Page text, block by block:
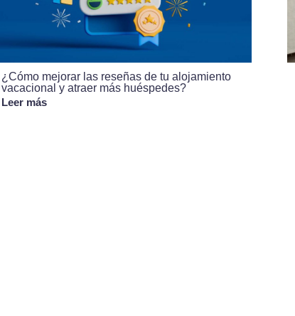
¿Cómo mejorar las reseñas de tu alojamiento
vacacional y atraer más huéspedes?
Leer más